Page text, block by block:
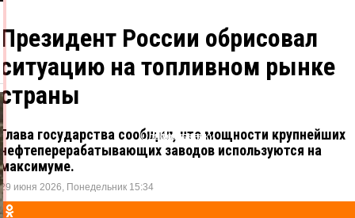
Президент России обрисовал
ситуацию на топливном рынке
страны
Глава государства сообщил, что мощности крупнейших
нефтеперерабатывающих заводов используются на
максимуме.
29 июня 2026, Понедельник 15:34
Одноклассники
ВКонтакте
X
Telegram